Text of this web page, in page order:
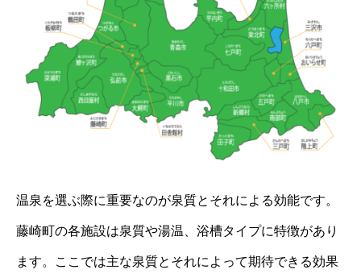
温泉を選ぶ際に重要なのが泉質とそれによる効能です。
藤崎町の各施設は泉質や湯温、浴槽タイプに特徴があり
ます。ここでは主な泉質とそれによって期待できる効果